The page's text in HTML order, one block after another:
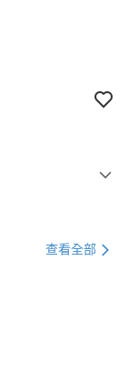
查看全部